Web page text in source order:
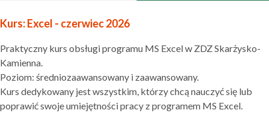
Kurs: Excel - czerwiec 2026
Praktyczny kurs obsługi programu MS Excel w ZDZ Skarżysko-
Kamienna.
Poziom: średniozaawansowany i zaawansowany.
Kurs dedykowany jest wszystkim, którzy chcą nauczyć się lub
poprawić swoje umiejętności pracy z programem MS Excel.